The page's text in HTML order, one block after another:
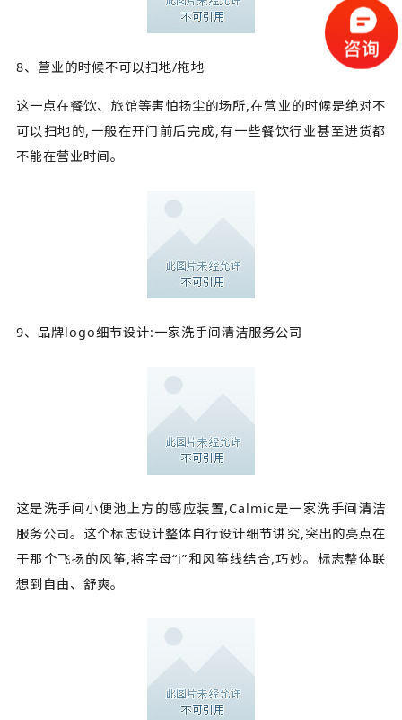
8、营业的时候不可以扫地/拖地
这一点在餐饮、旅馆等害怕扬尘的场所,在营业的时候是绝对不
可以扫地的,一般在开门前后完成,有一些餐饮行业甚至进货都
不能在营业时间。
9、品牌logo细节设计:一家洗手间清洁服务公司
这是洗手间小便池上方的感应装置,Calmic是一家洗手间清洁
服务公司。这个标志设计整体自行设计细节讲究,突出的亮点在
于那个飞扬的风筝,将字母“i”和风筝线结合,巧妙。标志整体联
想到自由、舒爽。